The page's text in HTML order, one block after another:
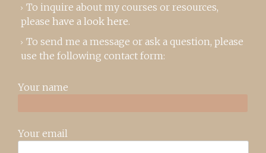
To inquire about my courses or resources,
please have a look here.
To send me a message or ask a question, please
use the following contact form:
Your name
Your email